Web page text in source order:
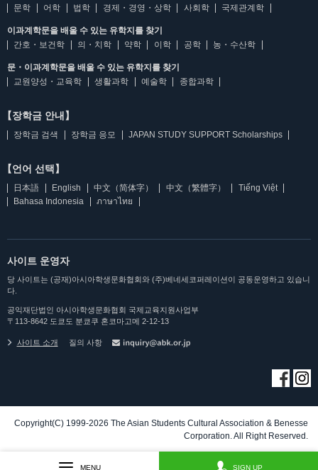
문학
어학 법학 경제・경영・상학 사회학 국제관계학
이과계학문을 배울 수 있는 유학지를 찾기
간호・보건학
의・치학 약학 이학 공학 농・수산학
문・이과계학문을 배울 수 있는 유학지를 찾기
교원양성・교육학
생활과학 예술학 종합과학
【장학금 안내】
장학금 검색 장학금 응모 JAPAN STUDY SUPPORT Scholarships
【언어 선택】
日本語 English 中文（简体字） 中文（繁體字）
Tiếng Việt
Bahasa Indonesia
ภาษาไทย
사이트 운영자
당 사이트는 (공재)아시아학생문화협회와 (주)베네세코퍼레이션이 공동운영하고 있습니
다.
공익재단법인 아시아학생문화협회 국제교육지원사업부
〒113-8642 도쿄도 분쿄쿠 혼코마고메 2-12-13
사이트 소개 질의 사항
Copyright(C) 1999-2026 The Asian Students Cultural Association & Benesse
Corporation. All Right Reserved.
MENU SIGN UP